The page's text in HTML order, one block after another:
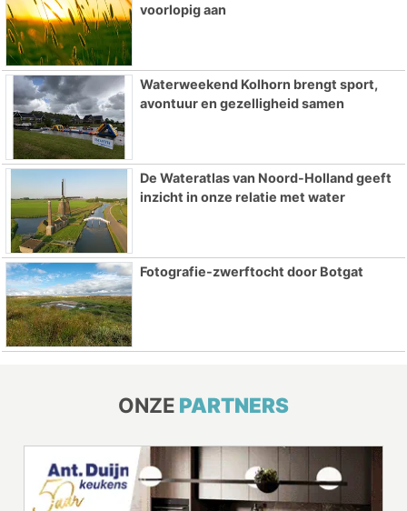
voorlopig aan
Waterweekend Kolhorn brengt sport,
avontuur en gezelligheid samen
De Wateratlas van Noord-Holland geeft
inzicht in onze relatie met water
Fotografie-zwerftocht door Botgat
ONZE PARTNERS